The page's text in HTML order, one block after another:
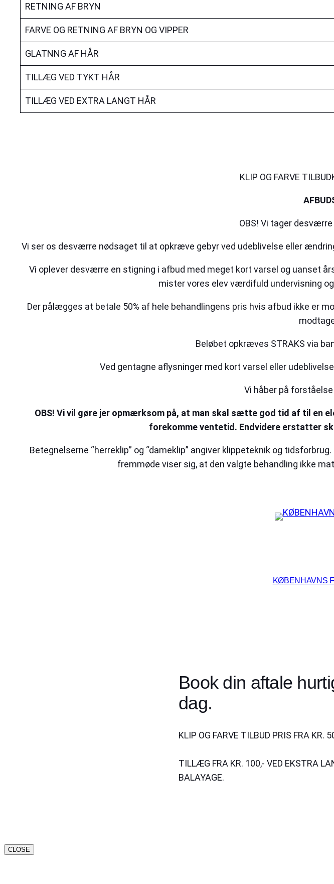
RETNING AF BRYN
FARVE OG RETNING AF BRYN OG VIPPER
GLATNNG AF HÅR
TILLÆG VED TYKT HÅR
TILLÆG VED EXTRA LANGT HÅR
KLIP OG FARVE TILBUD
OBS! Vi tager
Vi ser os desværre nødsaget til at opkræve gebyr ved udeblivelse eller
Vi oplever desværre en stigning i afbud med meget kort varsel og uanset
mister vores elev værdifuld undervisning
Der pålægges at betale 50% af hele behandlingens pris hvis afbud ikke er
Beløbet opkræves STRAKS via
Ved gentagne aflysninger med kort varsel eller
Vi håber på
OBS! Vi vil gøre jer opmærksom på, at man skal sætte god tid af til en
forekomme ventetid. Endvidere erstatter
Betegnelserne “herreklip” og “dameklip” angiver klippeteknik og
fremmøde viser sig, at den valgte behandling ikke
KØBENHAVNS
Book din aftale
dag.
KLIP OG FARVE TILBUD PRIS FRA KR.
TILLÆG FRA KR. 100,- VED EKSTRA
BALAYAGE.
CLOSE